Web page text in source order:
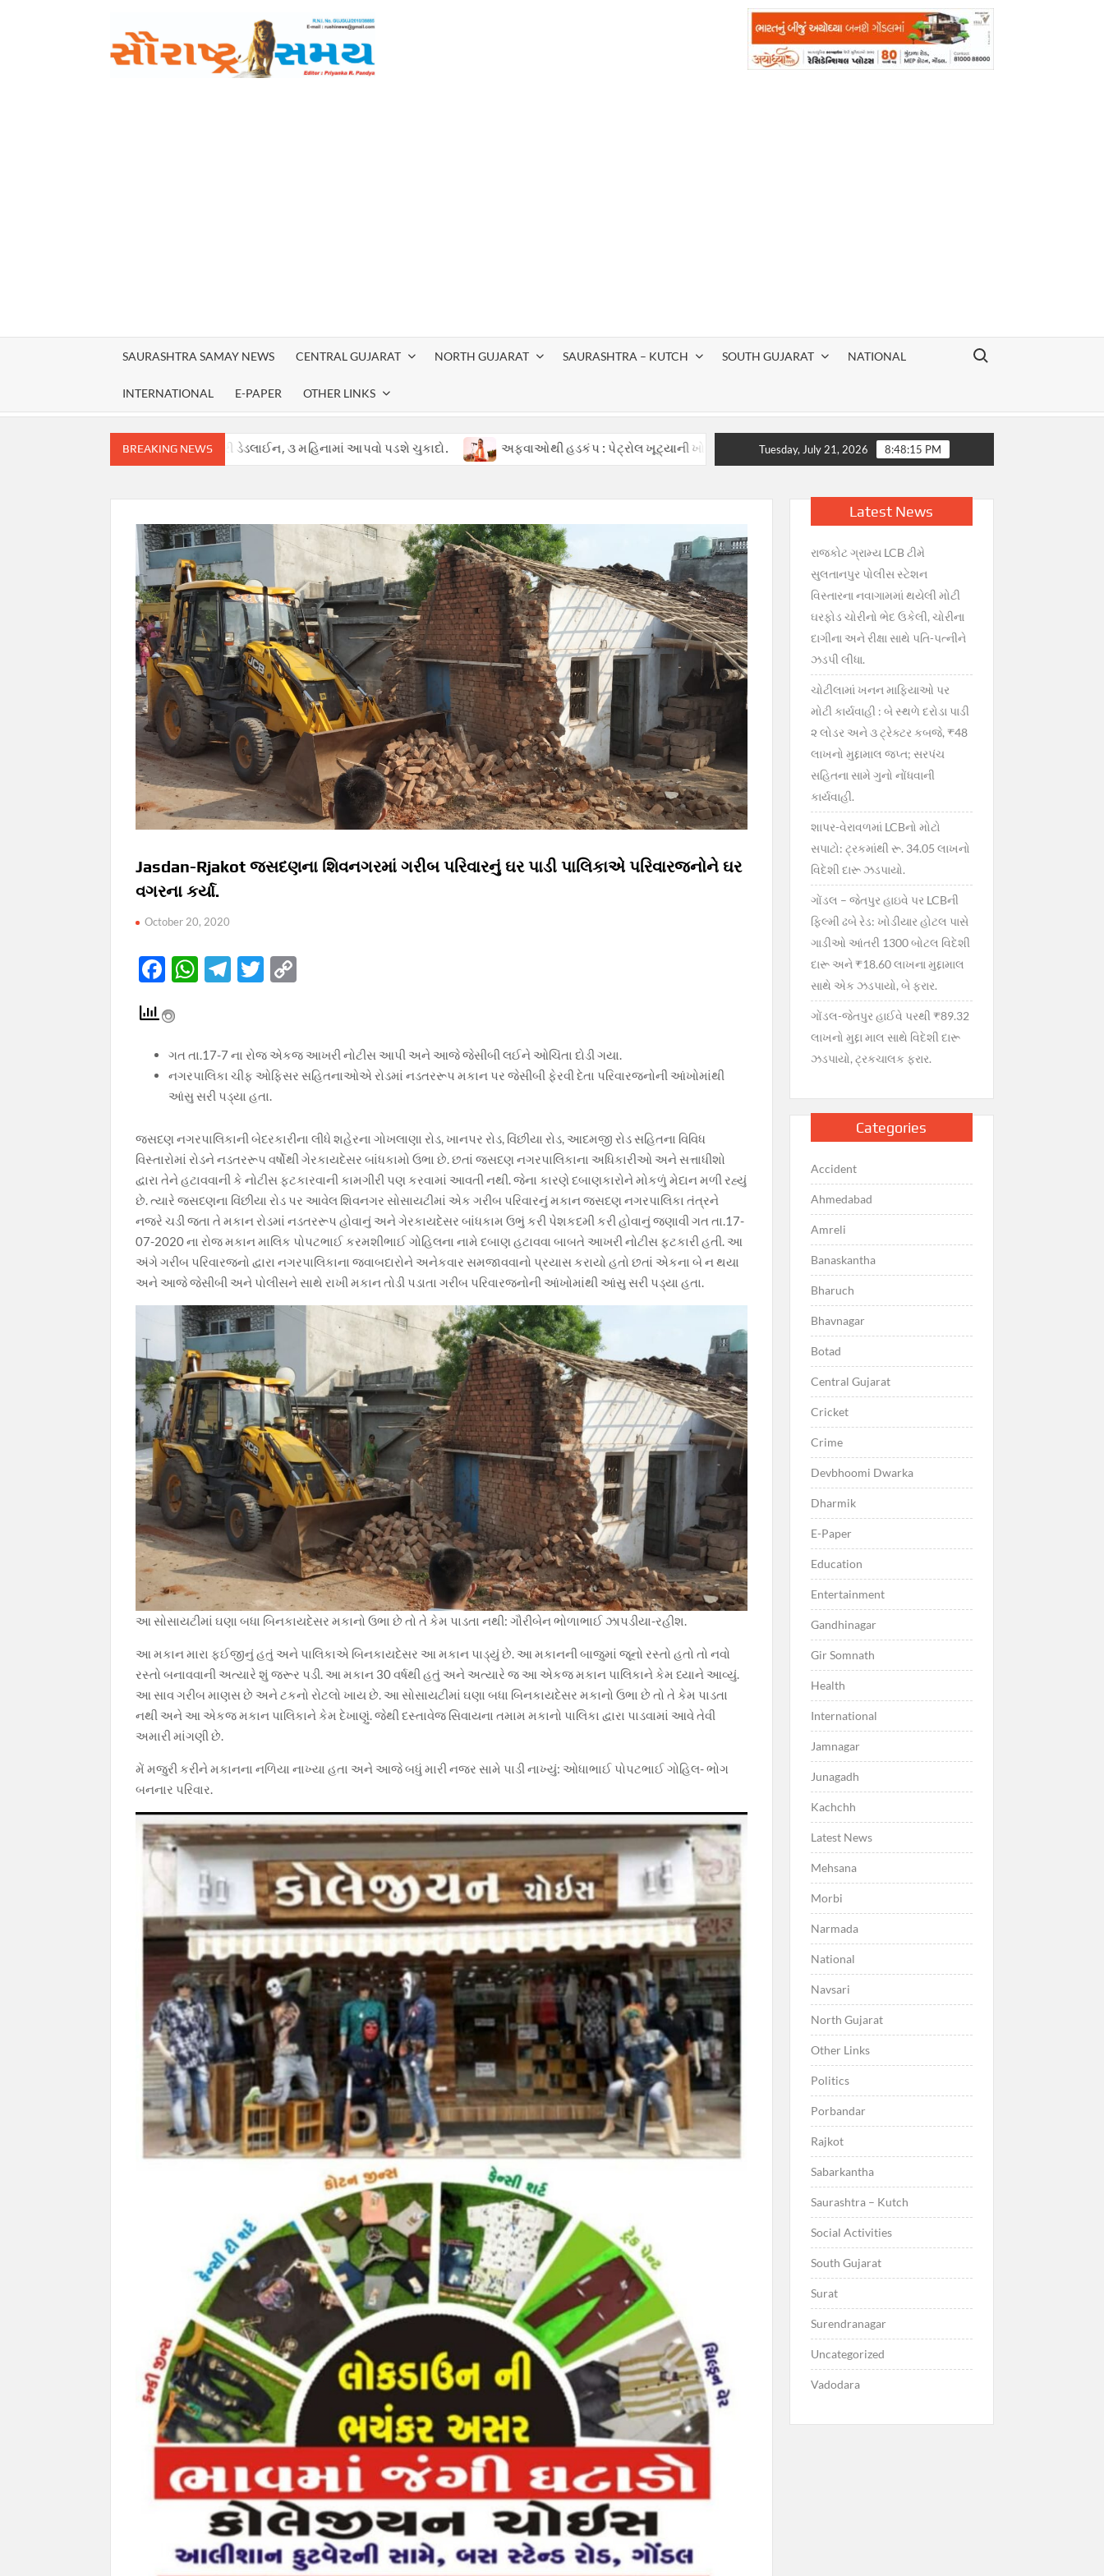
SAURASHTRA SAMAY NEWS CENTRAL GUJARAT NORTH GUJARAT SAURASHTRA – KUTCH SOUTH GUJARAT NATIONAL
INTERNATIONAL E-PAPER OTHER LINKS
Search for:
BREAKING NEWS
હાઈકોર્ટ માટે નક્કી કરી ડેડલાઈન, ૩ મહિનામાં આપવો પડશે ચુકાદો. અફવાઓથી હડકંપ : પેટ્રોલ ખૂટ્યાની ખોટી વાતોથી ગુજરાતમાં ગભરાટ, સરકારની તાત્કાલિક સ્પષ્ટતા : જથ્થો પૂરતો છે, અફવાઓથી દૂર રહો”
Tuesday, July 21, 2026 8:48:16 PM
Jasdan-Rjakot જસદણના શિવનગરમાં ગરીબ પરિવારનું ઘર પાડી પાલિકાએ પરિવારજનોને ઘર
વગરના કર્યા.
October 20, 2020
F
e
b
o
o
k
W
s
A
p
p
T
gr
a
m
T
er y
Li
ગત તા.17-7 ના રોજ એકજ આખરી નોટીસ આપી અને આજે જેસીબી લઈને ઓચિંતા દોડી ગયા.
નગરપાલિકા ચીફ ઓફિસર સહિતનાઓએ રોડમાં નડતરરૂપ મકાન પર જેસીબી ફેરવી દેતા પરિવારજનોની આંખોમાંથી
આંસુ સરી પડ્યા હતા.
જસદણ નગરપાલિકાની બેદરકારીના લીધે શહેરના ગોખલાણા રોડ, ખાનપર રોડ, વિંછીયા રોડ, આદમજી રોડ સહિતના વિવિધ
વિસ્તારોમાં રોડને નડતરરૂપ વર્ષોથી ગેરકાયદેસર બાંધકામો ઉભા છે. છતાં જસદણ નગરપાલિકાના અધિકારીઓ અને સત્તાધીશો
દ્વારા તેને હટાવવાની કે નોટીસ ફટકારવાની કામગીરી પણ કરવામાં આવતી નથી. જેના કારણે દબાણકારોને મોકળું મેદાન મળી રહ્યું
છે. ત્યારે જસદણના વિંછીયા રોડ પર આવેલ શિવનગર સોસાયટીમાં એક ગરીબ પરિવારનું મકાન જસદણ નગરપાલિકા તંત્રને
નજરે ચડી જતા તે મકાન રોડમાં નડતરરૂપ હોવાનું અને ગેરકાયદેસર બાંધકામ ઉભું કરી પેશકદમી કરી હોવાનું જણાવી ગત તા.17-
07-2020 ના રોજ મકાન માલિક પોપટભાઈ કરમશીભાઈ ગોહિલના નામે દબાણ હટાવવા બાબતે આખરી નોટીસ ફટકારી હતી. આ
અંગે ગરીબ પરિવારજનો દ્વારા નગરપાલિકાના જવાબદારોને અનેકવાર સમજાવવાનો પ્રયાસ કરાયો હતો છતાં એકના બે ન થયા
અને આજે જેસીબી અને પોલીસને સાથે રાખી મકાન તોડી પડાતા ગરીબ પરિવારજનોની આંખોમાંથી આંસુ સરી પડ્યા હતા.
આ સોસાયટીમાં ઘણા બધા બિનકાયદેસર મકાનો ઉભા છે તો તે કેમ પાડતા નથી: ગૌરીબેન ભોળાભાઈ ઝાપડીયા-રહીશ.
આ મકાન મારા ફઈજીનું હતું અને પાલિકાએ બિનકાયદેસર આ મકાન પાડ્યું છે. આ મકાનની બાજુમાં જૂનો રસ્તો હતો તો નવો
રસ્તો બનાવવાની અત્યારે શું જરૂર પડી. આ મકાન 30 વર્ષથી હતું અને અત્યારે જ આ એકજ મકાન પાલિકાને કેમ ધ્યાને આવ્યું.
આ સાવ ગરીબ માણસ છે અને ટકનો રોટલો ખાય છે. આ સોસાયટીમાં ઘણા બધા બિનકાયદેસર મકાનો ઉભા છે તો તે કેમ પાડતા
નથી અને આ એકજ મકાન પાલિકાને કેમ દેખાણું. જેથી દસ્તાવેજ સિવાયના તમામ મકાનો પાલિકા દ્વારા પાડવામાં આવે તેવી
અમારી માંગણી છે.
મેં મજુરી કરીને મકાનના નળિયા નાખ્યા હતા અને આજે બધું મારી નજર સામે પાડી નાખ્યું: ઓધાભાઈ પોપટભાઈ ગોહિલ- ભોગ
બનનાર પરિવાર.
Latest News
રાજકોટ ગ્રામ્ય LCB ટીમે
સુલતાનપુર પોલીસ સ્ટેશન
વિસ્તારના નવાગામમાં થયેલી મોટી
ઘરફોડ ચોરીનો ભેદ ઉકેલી, ચોરીના
દાગીના અને રીક્ષા સાથે પતિ-પત્નીને
ઝડપી લીધા.
ચોટીલામાં ખનન માફિયાઓ પર
મોટી કાર્યવાહી : બે સ્થળે દરોડા પાડી
૨ લોડર અને ૩ ટ્રેક્ટર કબજે, ₹48
લાખનો મુદ્દામાલ જપ્ત; સરપંચ
સહિતના સામે ગુનો નોંધવાની
કાર્યવાહી.
શાપર-વેરાવળમાં LCBનો મોટો
સપાટો: ટ્રકમાંથી રૂ. 34.05 લાખનો
વિદેશી દારૂ ઝડપાયો.
ગોંડલ – જેતપુર હાઇવે પર LCBની
ફિલ્મી ઢબે રેડ: ખોડીયાર હોટલ પાસે
ગાડીઓ આંતરી 1300 બોટલ વિદેશી
દારૂ અને ₹18.60 લાખના મુદ્દામાલ
સાથે એક ઝડપાયો, બે ફરાર.
ગોંડલ-જેતપુર હાઈવે પરથી ₹89.32
લાખનો મુદ્દા માલ સાથે વિદેશી દારૂ
ઝડપાયો, ટ્રકચાલક ફરાર.
Categories
Accident
Ahmedabad
Amreli
Banaskantha
Bharuch
Bhavnagar
Botad
Central Gujarat
Cricket
Crime
Devbhoomi Dwarka
Dharmik
E-Paper
Education
Entertainment
Gandhinagar
Gir Somnath
Health
International
Jamnagar
Junagadh
Kachchh
Latest News
Mehsana
Morbi
Narmada
National
Navsari
North Gujarat
Other Links
Politics
Porbandar
Rajkot
Sabarkantha
Saurashtra – Kutch
Social Activities
South Gujarat
Surat
Surendranagar
Uncategorized
Vadodara